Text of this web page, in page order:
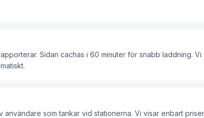
Sidan cachas i 60 minuter för snabb laddning.
som tankar vid stationerna. Vi visar enbart